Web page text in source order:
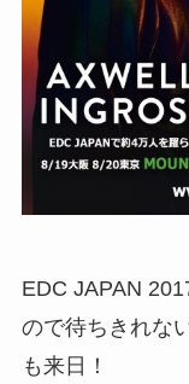
EDC JAPAN
ので待ちきれな
も来日！